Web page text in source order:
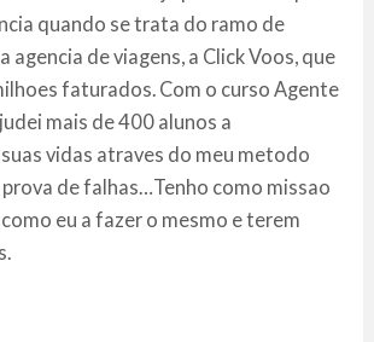
quando se trata do ramo de
agencia de viagens, a Click Voos, que
faturados. Com o curso Agente
mais de 400 alunos a
vidas atraves do meu metodo
de falhas…Tenho como missao
eu a fazer o mesmo e terem